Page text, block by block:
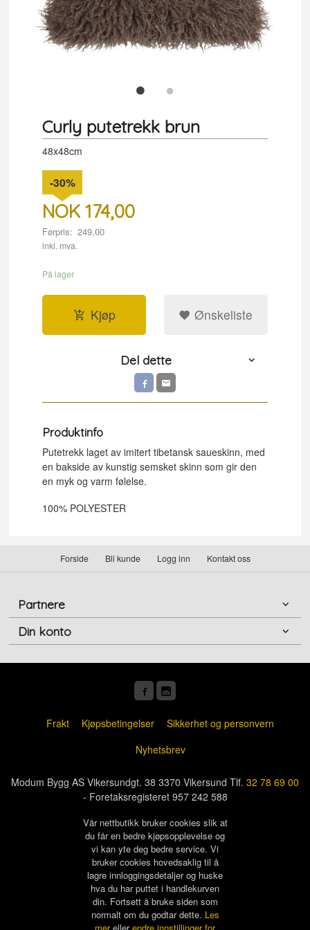
Curly putetrekk brun
48x48cm
NOK 174,00
Førpris: 249,00
Rabatt
-30%
inkl. mva.
På lager
Kjøp Ønskeliste
Del dette
Produktinfo
Putetrekk laget av imitert tibetansk saueskinn, med
en bakside av kunstig semsket skinn som gir den
en myk og varm følelse.
100% POLYESTER
Forside Bli kunde Logg inn Kontakt oss
Partnere
Din konto
Frakt Kjøpsbetingelser
Sikkerhet og personvern
Nyhetsbrev
Modum Bygg AS Vikersundgt. 38 3370 Vikersund Tlf. 32 78 69 00
- Foretaksregisteret 957 242 588
Vår nettbutikk bruker cookies slik at
du får en bedre kjøpsopplevelse og
vi kan yte deg bedre service. Vi
bruker cookies hovedsaklig til å
lagre innloggingsdetaljer og huske
hva du har puttet i handlekurven
din. Fortsett å bruke siden som
normalt om du godtar dette. Les